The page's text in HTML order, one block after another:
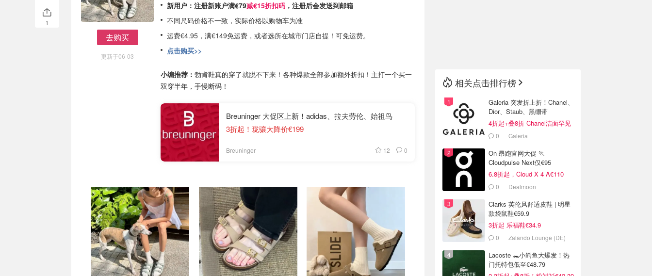
去购买
更新于06-03
新用户：注册新账户满€79减€15折扣码 ，注册后会发送到邮箱
不同尺码价格不一致，实际价格以购物车为准
运费€4.95，满€149免运费，或者选所在城市门店自提！可免运费。
点击购买>>
小编推荐： 勃肯鞋真的穿了就脱不下来！各种爆款全部参加额外折扣！主打一个买一
双穿半年，手慢断码！
Breuninger 大促区上新！adidas、拉夫劳伦、始祖鸟
3折起！珑骧大降价€199
Breuninger 12 0
1
相关点击排行榜
Galeria 突发折上折！Chanel、
Dior、Staub、黑绷带
4折起+叠8折 Chanel洁面罕见
€430 Galeria
On 昂跑官网大促 🏃
Cloudpulse Next仅€95
6.8折起，Cloud X 4 A€110
0 Dealmoon
Clarks 英伦风舒适皮鞋 | 明星
款袋鼠鞋€59.9
3折起 乐福鞋€34.9
0 Zalando Lounge (DE)
Lacoste 🐊小鳄鱼大爆发！热
门托特包低至€48.79